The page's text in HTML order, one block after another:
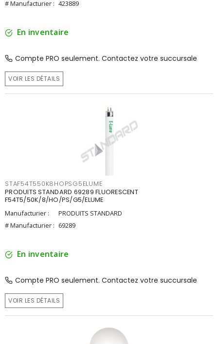
# Manufacturier : 423889
En inventaire
Compte PRO seulement. Contactez votre succursale
VOIR LES DÉTAILS
STAF54T550K8HOPSG5ELUME
PRODUITS STANDARD 69289 FLUORESCENT
F54T5/50K/8/HO/PS/G5/ELUME
Manufacturier :
PRODUITS STANDARD
# Manufacturier : 69289
En inventaire
Compte PRO seulement. Contactez votre succursale
VOIR LES DÉTAILS